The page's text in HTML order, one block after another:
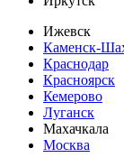
Ижевск
Каменск-
Краснодар
Красноярск
Кемерово
Луганск
Махачкала
Москва